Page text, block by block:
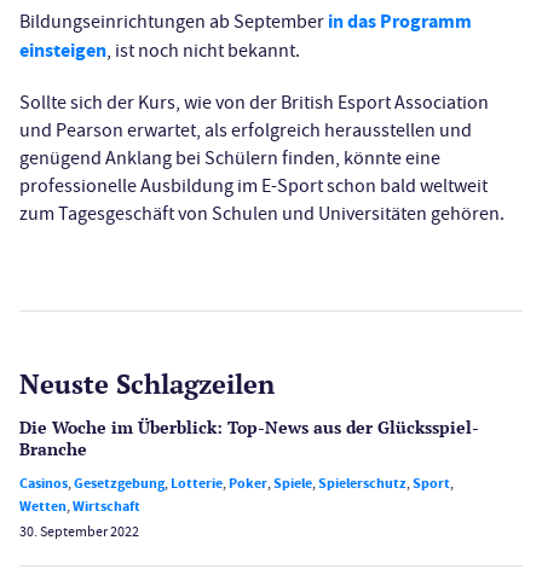
Bildungseinrichtungen ab September in das Programm
einsteigen, ist noch nicht bekannt.
Sollte sich der Kurs, wie von der British Esport Association
und Pearson erwartet, als erfolgreich herausstellen und
genügend Anklang bei Schülern finden, könnte eine
professionelle Ausbildung im E-Sport schon bald weltweit
zum Tagesgeschäft von Schulen und Universitäten gehören.
Neuste Schlagzeilen
Die Woche im Überblick: Top-News aus der Glücksspiel-
Branche
Casinos,Gesetzgebung,Lotterie,Poker,Spiele,Spielerschutz,Sport,
Wetten,Wirtschaft
30. September 2022